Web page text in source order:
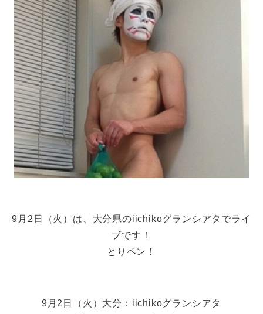
9月2日（火）は、大分県のiichikoグランシアタでライ
ブです！
とりペン！
9月2日（火）大分：iichikoグランシアタ